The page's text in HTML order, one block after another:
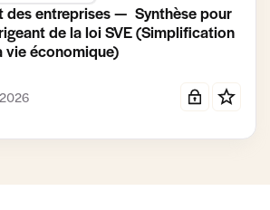
des entreprises — Synthèse pour
de la loi SVE (Simplification
vie économique)